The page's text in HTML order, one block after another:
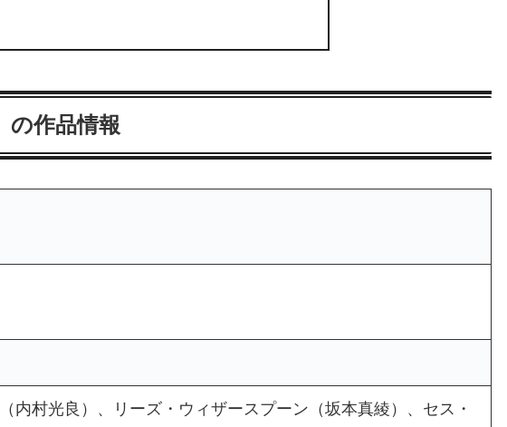
の作品情報
内村光良）、リーズ・ウィザースプーン（坂本真綾）、セス・